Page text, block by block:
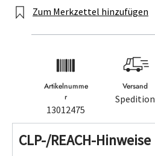
Zum Merkzettel hinzufügen
Artikelnumme
r
13012475
Versand
Spedition
CLP-/REACH-Hinweise